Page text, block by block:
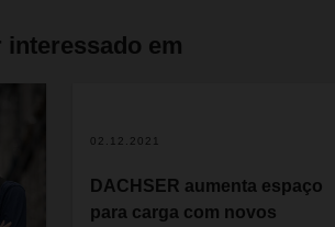
interessado em
02.12.2021
DACHSER aumenta espaço
para carga com novos